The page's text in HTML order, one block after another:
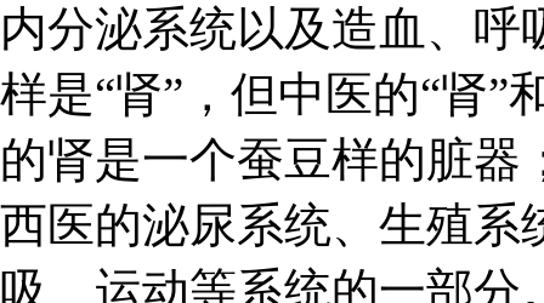
内分泌系统以及造血、呼
样是“肾”，但中医的“肾”
的肾是一个蚕豆样的脏
西医的泌尿系统、生殖系
吸、运动等系统的一部分